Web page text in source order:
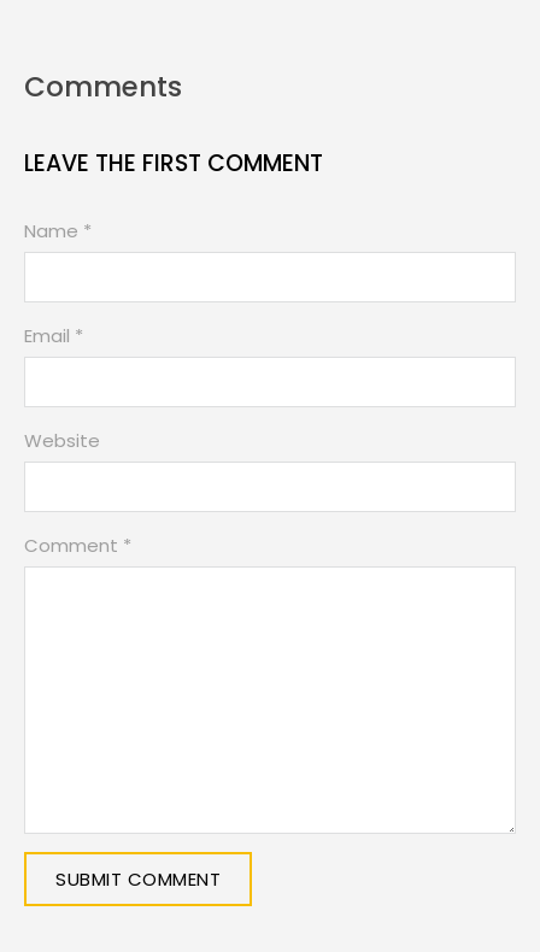
Comments
LEAVE THE FIRST COMMENT
Name *
Email *
Website
Comment *